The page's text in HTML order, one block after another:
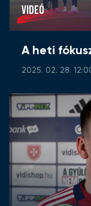
VIDEÓ
A heti
2025. 02. 28.